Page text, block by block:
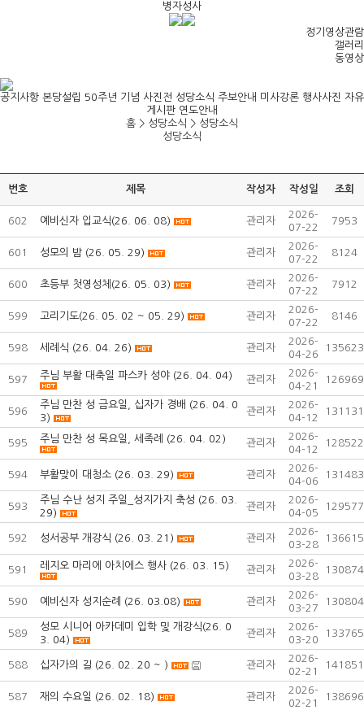
병자성사
정기영상관람
갤러리
동영상
공지사항 본당설립 50주년 기념 사진전 성당소식 주보안내 미사강론 행사사진 자유
게시판 연도안내
홈 > 성당소식 > 성당소식
성당소식
번호 제목 작성자 작성일 조회
602 예비신자 입교식(26. 06. 08) 관리자
2026-
07-22
7953
601 성모의 밤 (26. 05. 29) 관리자
2026-
07-22
8124
600 초등부 첫영성체(26. 05. 03) 관리자
2026-
07-22
7912
599 고리기도(26. 05. 02 ~ 05. 29) 관리자
2026-
07-22
8146
598 세례식 (26. 04. 26) 관리자
2026-
04-26
135623
597 주님 부활 대축일 파스카 성야 (26. 04. 04) 관리자
2026-
04-21
126969
596
주님 만찬 성 금요일, 십자가 경배 (26. 04. 0
3)
관리자
2026-
04-12
131131
595 주님 만찬 성 목요일, 세족례 (26. 04. 02) 관리자
2026-
04-12
128522
594 부활맞이 대청소 (26. 03. 29) 관리자
2026-
04-06
131483
593
주님 수난 성지 주일_성지가지 축성 (26. 03.
29)
관리자
2026-
04-05
129577
592 성서공부 개강식 (26. 03. 21) 관리자
2026-
03-28
136615
591 레지오 마리에 아치에스 행사 (26. 03. 15) 관리자
2026-
03-28
130874
590 예비신자 성지순례 (26. 03.08) 관리자
2026-
03-27
130804
589
성모 시니어 아카데미 입학 및 개강식(26. 0
3. 04)
관리자
2026-
03-20
133765
588 십자가의 길 (26. 02. 20 ~ ) 관리자
2026-
02-21
141851
587 재의 수요일 (26. 02. 18) 관리자
2026-
02-21
138696